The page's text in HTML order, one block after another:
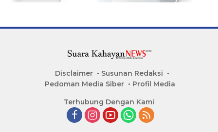
Disclaimer
Susunan Redaksi
Pedoman Media Siber
Profil Media
Terhubung Dengan Kami